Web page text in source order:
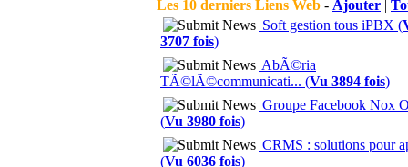
Les 10 derniers Liens Web - Ajouter |
Soft gestion tous iPBX (
3707 fois)
AbÃ©ria
TÃ©lÃ©communicati... (Vu 3894 fois)
Groupe Facebook Nox
(Vu 3980 fois)
CRMS : solutions pour
(Vu 6036 fois)